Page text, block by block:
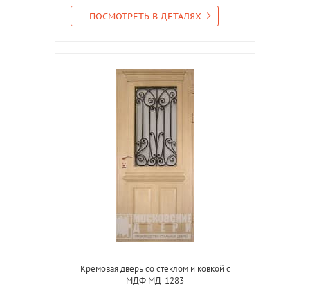
ПОСМОТРЕТЬ В ДЕТАЛЯХ
Кремовая дверь со стеклом и ковкой с
МДФ МД-1283